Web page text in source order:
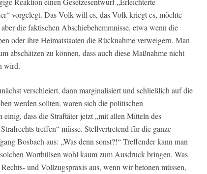
vorgelegt. Das Volk will es, das Volk kriegt es, möchte
die faktischen Abschiebehemmnisse, etwa wenn die
oder ihre Heimatstaaten die Rücknahme verweigern. Man
abschätzen zu können, dass auch diese Maßnahme nicht
wird.
verschleiert, dann marginalisiert und schließlich auf die
werden sollten, waren sich die politischen
dass die Straftäter jetzt „mit allen Mitteln des
treffen“ müsse. Stellvertretend für die ganze
Bosbach aus: „Was denn sonst?!“ Treffender kann man
Worthülsen wohl kaum zum Ausdruck bringen. Was
und Vollzugspraxis aus, wenn wir betonen müssen,